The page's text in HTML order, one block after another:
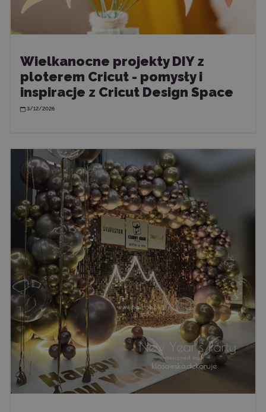
Wielkanocne projekty DIY z
ploterem Cricut - pomysły i
inspiracje z Cricut Design Space
3/12/2026